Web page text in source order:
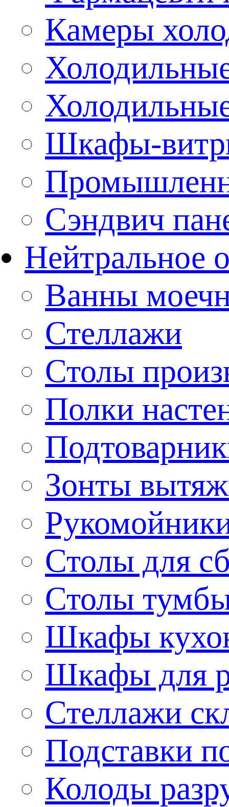
Камеры
Шкафы-
Сэндвич
Нейтральное
Ванны
Стеллажи
Столы
Полки
Зонты
Столы для
Столы
Шкафы
Шкафы для
Стеллажи
Подставки
Колоды